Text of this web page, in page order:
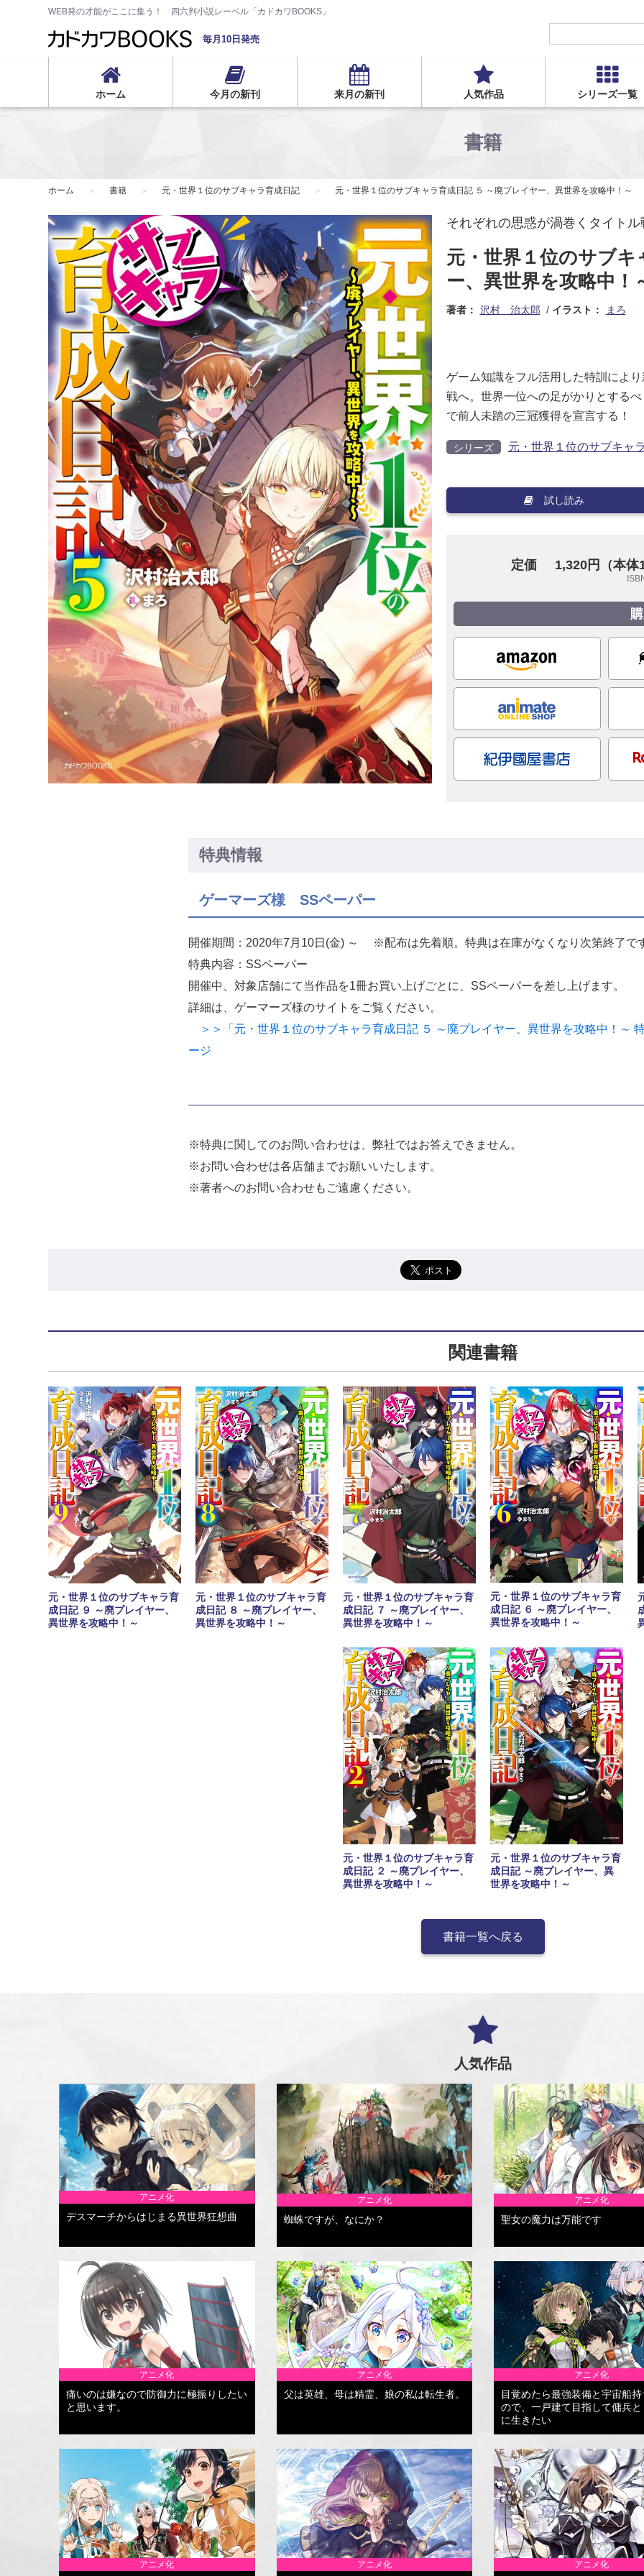
WEB発の才能がここに集う！ 四六判小説レーベル「カドカワBOOKS」
毎月10日発売
ホーム 今月の新刊 来月の新刊 人気作品 シリーズ一覧
書籍
ホーム 書籍 元・世界１位のサブキャラ育成日記 元・世界１位のサブキャラ育成日記 ５ ～廃プレイヤー、異世界を攻略中！～
それぞれの思惑が渦巻くタイト
元・世界１位のサブ
ー、異世界を攻略中！
著者： 沢村 治太郎 イラスト： まろ
ゲーム知識をフル活用した特訓によ
戦へ。世界一位への足がかりとする
で前人未踏の三冠獲得を宣言する！
シリーズ 元・世界１位のサブキャ
試し読み
定価 1,320円（本体
特典情報
ゲーマーズ様 SSペーパー
開催期間：2020年7月10日(金) ～ ※配布は先着順。特典は在庫がなくなり次第終了で
特典内容：SSペーパー
開催中、対象店舗にて当作品を1冊お買い上げごとに、SSペーパーを差し上げます。
詳細は、ゲーマーズ様のサイトをご覧ください。
＞＞「元・世界１位のサブキャラ育成日記 ５ ～廃プレイヤー、異世界を攻略中！～
ージ
※特典に関してのお問い合わせは、弊社ではお答えできません。
※お問い合わせは各店舗までお願いいたします。
※著者へのお問い合わせもご遠慮ください。
関連書籍
元・世界１位のサブキャラ育
成日記 ９ ～廃プレイヤー、
異世界を攻略中！～
元・世界１位のサブキャラ育
成日記 ８ ～廃プレイヤー、
異世界を攻略中！～
元・世界１位のサブキャラ育
成日記 ７ ～廃プレイヤー、
異世界を攻略中！～
元・世界１位のサブキャラ育
成日記 ６ ～廃プレイヤー、
異世界を攻略中！～
元・世界１位のサブキャラ育
成日記 ２ ～廃プレイヤー、
異世界を攻略中！～
元・世界１位のサブキャラ育
成日記 ～廃プレイヤー、異
世界を攻略中！～
書籍一覧へ戻る
人気作品
アニメ化
デスマーチからはじまる異世界狂想曲
アニメ化
蜘蛛ですが、なにか？
アニメ化
聖女の魔力は万能です
アニメ化
痛いのは嫌なので防御力に極振りしたい
と思います。
アニメ化
父は英雄、母は精霊、娘の私は転生者。
アニメ化
目覚めたら最強装備と宇宙船
ので、一戸建て目指して傭兵
に生きたい
アニメ化 アニメ化 アニメ化